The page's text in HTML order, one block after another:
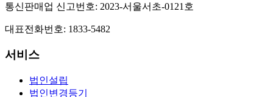
통신판매업 신고번호: 2023-서울서초-0121호
대표전화번호: 1833-5482
서비스
법인설립
법인변경등기